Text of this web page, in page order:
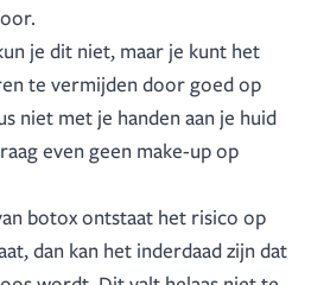
je dit niet, maar je kunt het
te vermijden door goed op
niet met je handen aan je huid
even geen make-up op
botox ontstaat het risico op
dan kan het inderdaad zijn dat